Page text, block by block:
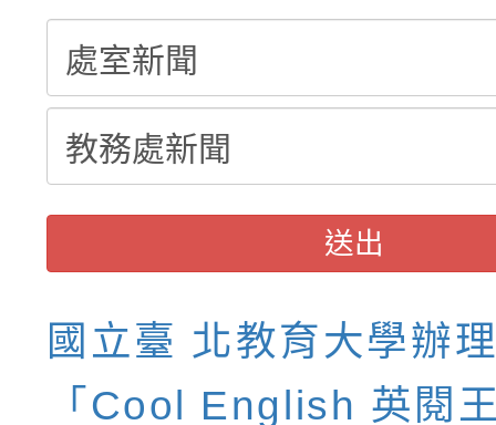
計畫」1 份，請踴躍報
權責核予出席人員公(
送出
國立臺 北教育大學辦
「Cool English 英閱